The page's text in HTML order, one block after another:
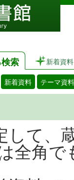
索 新着資料
新着資料 テーマ資料
して、
全角